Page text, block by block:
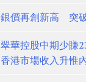
銀價再創新高 突
翠華控股中期少
香港市場收入升惟